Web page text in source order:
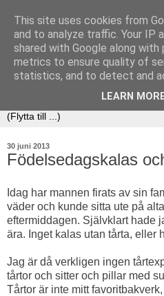
30 juni 2013
Födelsedagskalas
Idag har mannen firats av sin
väder och kunde sitta ute på
eftermiddagen. Självklart hade
ära. Inget kalas utan tårta, eller
Jag är då verkligen ingen
tårtor och sitter och pillar med
Tårtor är inte mitt
This site uses cookies from
and to analyze traffic. Your IP
shared with Google along
metrics to ensure quality of
statistics, and to detect and
LEARN